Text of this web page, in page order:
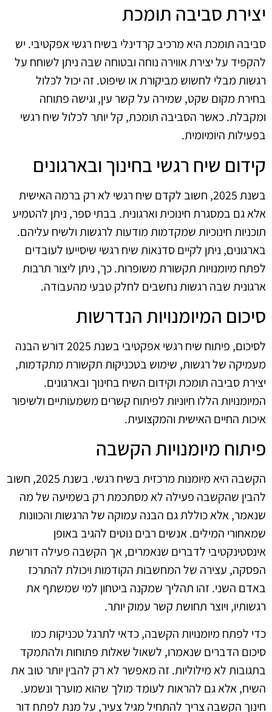
יצירת סביבה תומכת
סביבה תומכת היא מרכיב קרדינלי בשיח רגשי אפקטיבי. יש
להקפיד על יצירת אווירה נוחה ובטוחה שבה ניתן לשוחח על
רגשות מבלי לחשוש מביקורת או שיפוט. זה יכול לכלול
בחירת מקום שקט, שמירה על קשר עין, וגישה פתוחה
ומקבלת. כאשר הסביבה תומכת, קל יותר לכלול שיח רגשי
בפעילות היומיומית.
קידום שיח רגשי בחינוך ובארגונים
בשנת 2025, חשוב לקדם שיח רגשי לא רק ברמה האישית
אלא גם במסגרת חינוכית וארגונית. בבתי ספר, ניתן להטמיע
תוכניות חינוכיות שמקדמות מודעות לרגשות ולשיח עליהם.
בארגונים, ניתן לקיים סדנאות שיח רגשי שיסייעו לעובדים
לפתח מיומנויות תקשורת משופרות. כך, ניתן ליצור תרבות
ארגונית שבה רגשות נחשבים לחלק טבעי מהעבודה.
סיכום המיומנויות הנדרשות
לסיכום, פיתוח שיח רגשי אפקטיבי בשנת 2025 דורש הבנה
מעמיקה של רגשות, שימוש בטכניקות תקשורת מתקדמות,
יצירת סביבה תומכת וקידום השיח בחינוך ובארגונים.
המיומנויות הללו חיוניות לפיתוח קשרים משמעותיים ולשיפור
איכות החיים האישית והמקצועית.
פיתוח מיומנויות הקשבה
הקשבה היא מיומנות מרכזית בשיח רגשי. בשנת 2025, חשוב
להבין שהקשבה פעילה לא מסתכמת רק בשמיעה של מה
שנאמר, אלא כוללת גם הבנה עמוקה של הרגשות והכוונות
שמאחורי המילים. אנשים רבים נוטים להגיב באופן
אינסטינקטיבי לדברים שנאמרים, אך הקשבה פעילה דורשת
הפסקה, עצירה של המחשבות הקודמות ויכולת להתרכז
באדם השני. זהו תהליך שמקנה ביטחון למי שמשתף את
רגשותיו, ויוצר תחושת קשר עמוק יותר.
כדי לפתח מיומנויות הקשבה, כדאי לתרגל טכניקות כמו
סיכום הדברים שנאמרו, לשאול שאלות פתוחות ולהתמקד
בתגובות לא מילוליות. זה מאפשר לא רק להבין יותר טוב את
השיח, אלא גם להראות לעומד מולך שהוא מוערך ונשמע.
חינוך הקשבה צריך להתחיל מגיל צעיר, על מנת לפתח דור